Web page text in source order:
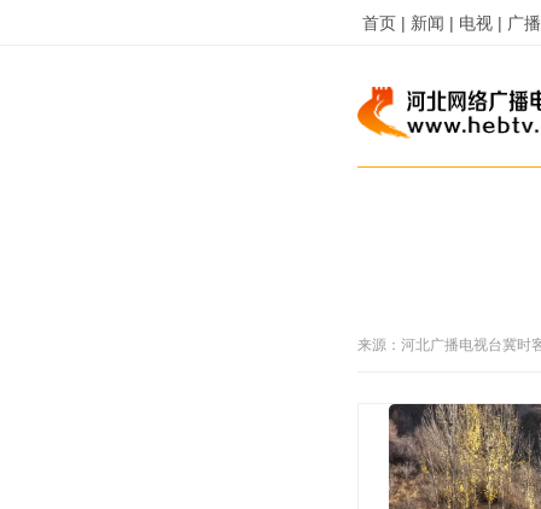
首页 | 新闻 | 电视 | 广
来源： 河北广播电视台冀时